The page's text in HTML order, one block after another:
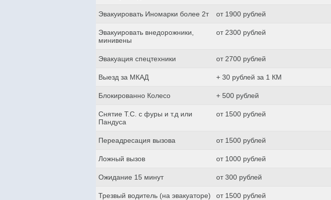
Эвакуировать Иномарки более 2т от 1900 рублей
Эвакуировать внедорожники,
минивены
от 2300 рублей
Эвакуация спецтехники от 2700 рублей
Выезд за МКАД + 30 рублей за 1 КМ
Блокированно Колесо + 500 рублей
Снятие Т.С. с фуры и т.д или
Пандуса
от 1500 рублей
Переадресация вызова от 1500 рублей
Ложный вызов от 1000 рублей
Ожидание 15 минут от 300 рублей
Трезвый водитель (на эвакуаторе) от 1500 рублей